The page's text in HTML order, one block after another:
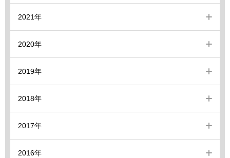
2021年
2020年
2019年
2018年
2017年
2016年